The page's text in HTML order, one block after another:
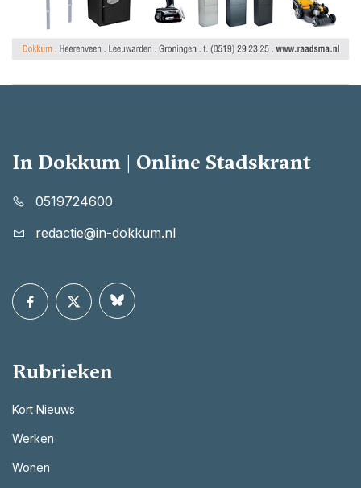
In Dokkum | Online Stadskrant
0519724600
redactie@in-dokkum.nl
Rubrieken
Kort Nieuws
Werken
Wonen